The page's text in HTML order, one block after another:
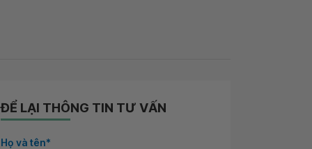
ĐỂ LẠI THÔNG TIN TƯ VẤN
Họ và tên*